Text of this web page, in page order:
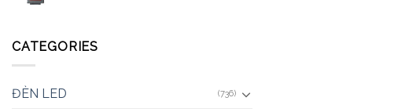
CATEGORIES
ĐÈN LED (736)